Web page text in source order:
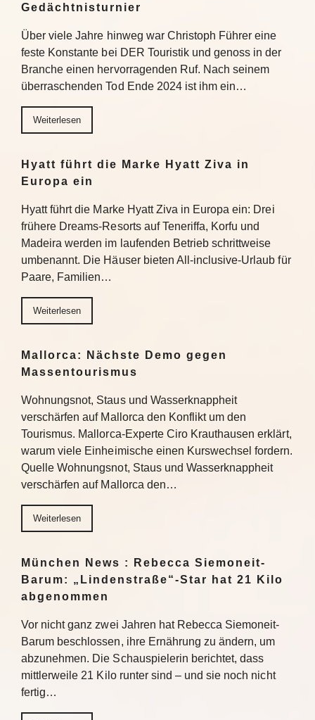
Gedächtnisturnier
Über viele Jahre hinweg war Christoph Führer eine
feste Konstante bei DER Touristik und genoss in der
Branche einen hervorragenden Ruf. Nach seinem
überraschenden Tod Ende 2024 ist ihm ein…
Weiterlesen
Hyatt führt die Marke Hyatt Ziva in
Europa ein
Hyatt führt die Marke Hyatt Ziva in Europa ein: Drei
frühere Dreams-Resorts auf Teneriffa, Korfu und
Madeira werden im laufenden Betrieb schrittweise
umbenannt. Die Häuser bieten All-inclusive-Urlaub für
Paare, Familien…
Weiterlesen
Mallorca: Nächste Demo gegen
Massentourismus
Wohnungsnot, Staus und Wasserknappheit
verschärfen auf Mallorca den Konflikt um den
Tourismus. Mallorca-Experte Ciro Krauthausen erklärt,
warum viele Einheimische einen Kurswechsel fordern.
Quelle Wohnungsnot, Staus und Wasserknappheit
verschärfen auf Mallorca den…
Weiterlesen
München News : Rebecca Siemoneit-
Barum: „Lindenstraße“-Star hat 21 Kilo
abgenommen
Vor nicht ganz zwei Jahren hat Rebecca Siemoneit-
Barum beschlossen, ihre Ernährung zu ändern, um
abzunehmen. Die Schauspielerin berichtet, dass
mittlerweile 21 Kilo runter sind – und sie noch nicht
fertig…